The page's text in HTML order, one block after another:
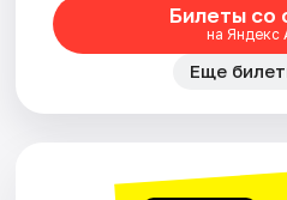
Билеты со
на Яндекс
Еще